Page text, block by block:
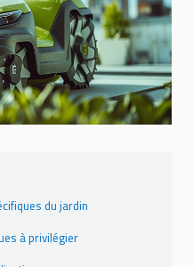
du jardin
à privilégier